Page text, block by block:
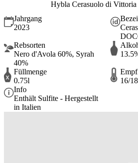
Hybla Cerasuolo di
Jahrgang
2023
Rebsorten
Nero d'Avola 60%, Syrah
40%
Füllmenge
0.75l
16/
Info
Enthält Sulfite - Hergestellt
in Italien